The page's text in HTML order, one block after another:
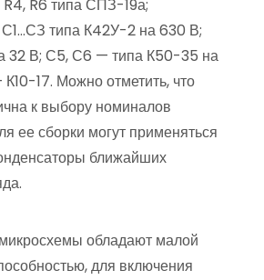
R6 типа СПЗ-19а;
С1…СЗ типа К42У-2 на 630 В;
32 В; С5, С6 — типа К50-35 на
17. Можно отметить, что
к выбору номиналов
ее сборки могут применяться
ближайших
обладают малой
для включения